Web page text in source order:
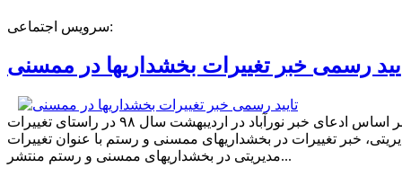
سرویس اجتماعی:
رسمی خبر تغییرات بخشداریها در ممسنی
بر اساس ادعای خبر نورآباد در اردیبهشت سال ۹۸ در راستای تغییرات
خبر تغییرات در بخشداریهای ممسنی و رستم با عنوان تغییرات
مدیریتی در بخشداریهای ممسنی و رستم منتشر...